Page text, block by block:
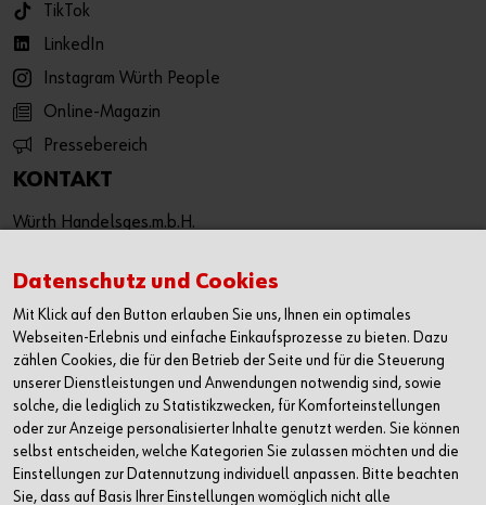
TikTok
LinkedIn
Instagram Würth People
Online-Magazin
Pressebereich
KONTAKT
Würth Handelsges.m.b.H.
3071 Böheimkirchen
T: +43 50 8242 0
F: +43 50 8242 53333
info@wuerth.at
oder wenden Sie sich an einen Würth Shop in Ihrer Nähe:
Würth Shop finden
Datenschutz und Cookies
Mit Klick auf den Button erlauben Sie uns, Ihnen ein optimales
Webseiten-Erlebnis und einfache Einkaufsprozesse zu bieten. Dazu
zählen Cookies, die für den Betrieb der Seite und für die Steuerung
unserer Dienstleistungen und Anwendungen notwendig sind, sowie
solche, die lediglich zu Statistikzwecken, für Komforteinstellungen
oder zur Anzeige personalisierter Inhalte genutzt werden. Sie können
selbst entscheiden, welche Kategorien Sie zulassen möchten und die
Einstellungen zur Datennutzung individuell anpassen. Bitte beachten
Sie, dass auf Basis Ihrer Einstellungen womöglich nicht alle